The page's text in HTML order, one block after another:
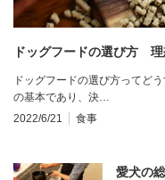
ドッグフードの選び方
ドッグフードの選び方ってど
の基本であり、決…
2022/6/21
食事
愛犬の